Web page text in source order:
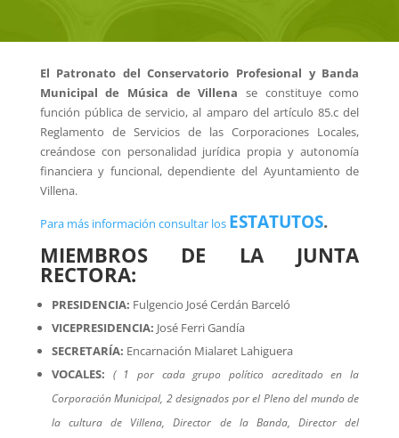
El Patronato del Conservatorio Profesional y Banda
Municipal de Música de Villena se constituye como
función pública de servicio, al amparo del artículo 85.c del
Reglamento de Servicios de las Corporaciones Locales,
creándose con personalidad jurídica propia y autonomía
financiera y funcional, dependiente del Ayuntamiento de
Villena.
Para más información consultar los ESTATUTOS.
MIEMBROS DE LA JUNTA
RECTORA:
PRESIDENCIA: Fulgencio José Cerdán Barceló
VICEPRESIDENCIA: José Ferri Gandía
SECRETARÍA: Encarnación Mialaret Lahiguera
VOCALES: ( 1 por cada grupo político acreditado en la
Corporación Municipal, 2 designados por el Pleno del mundo de
la cultura de Villena, Director de la Banda, Director del